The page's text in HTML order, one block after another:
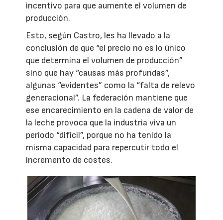
incentivo para que aumente el volumen de
producción.
Esto, según Castro, les ha llevado a la
conclusión de que “el precio no es lo único
que determina el volumen de producción”
sino que hay “causas más profundas”,
algunas “evidentes” como la “falta de relevo
generacional”. La federación mantiene que
ese encarecimiento en la cadena de valor de
la leche provoca que la industria viva un
período “difícil”, porque no ha tenido la
misma capacidad para repercutir todo el
incremento de costes.